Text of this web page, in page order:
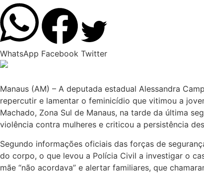
WhatsApp Facebook Twitter
Manaus (AM) – A deputada estadual Alessandra
repercutir e lamentar o feminicídio que vitimou a
Machado, Zona Sul de Manaus, na tarde da última
violência contra mulheres e criticou a persistência
Segundo informações oficiais das forças de
do corpo, o que levou a Polícia Civil a investigar o
mãe “não acordava” e alertar familiares, que